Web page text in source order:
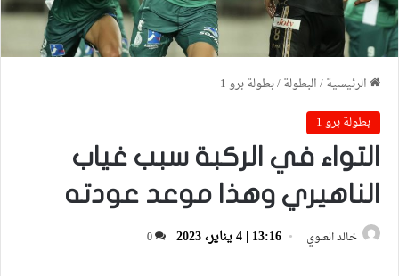
الرئيسية/البطولة/بطولة برو 1
بطولة برو 1
التواء في الركبة سبب غياب
الناهيري وهذا موعد عودته
خالد العلوي 13:16 | 4 يناير، 2023 0